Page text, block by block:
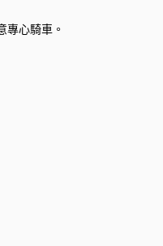
專心騎車。